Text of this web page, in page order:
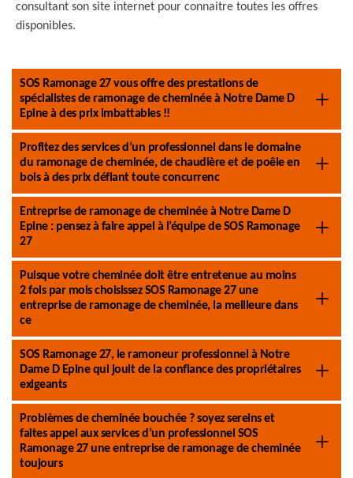
consultant son site internet pour connaitre toutes les offres
disponibles.
SOS Ramonage 27 vous offre des prestations de
spécialistes de ramonage de cheminée à Notre Dame D
Epine à des prix imbattables !!
Profitez des services d’un professionnel dans le domaine
du ramonage de cheminée, de chaudière et de poêle en
bois à des prix défiant toute concurrenc
Entreprise de ramonage de cheminée à Notre Dame D
Epine : pensez à faire appel à l’équipe de SOS Ramonage
27
Puisque votre cheminée doit être entretenue au moins
2 fois par mois choisissez SOS Ramonage 27 une
entreprise de ramonage de cheminée, la meilleure dans
ce
SOS Ramonage 27, le ramoneur professionnel à Notre
Dame D Epine qui jouit de la confiance des propriétaires
exigeants
Problèmes de cheminée bouchée ? soyez sereins et
faites appel aux services d’un professionnel SOS
Ramonage 27 une entreprise de ramonage de cheminée
toujours